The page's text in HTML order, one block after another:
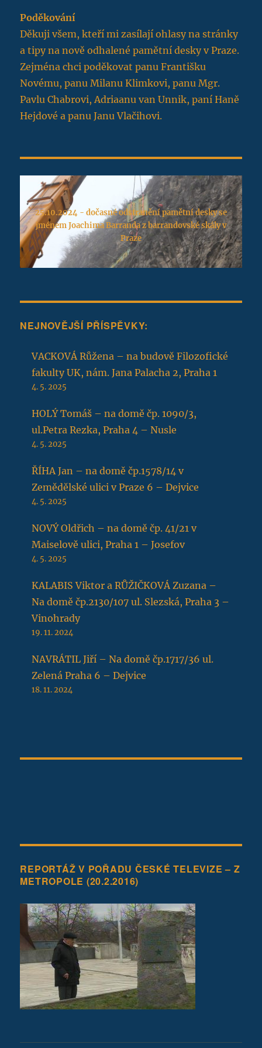
Poděkování
Děkuji všem, kteří mi zasílají ohlasy na stránky
a tipy na nově odhalené pamětní desky v Praze.
Zejména chci poděkovat panu Františku
Novému, panu Milanu Klimkovi, panu Mgr.
Pavlu Chabrovi, Adriaanu van Unnik, paní Haně
Hejdové a panu Janu Vlačihovi.
25.10.2024 - dočasné odstranění pamětní desky se
jménem Joachima Barranda z barrandovské skály v
Praze
NEJNOVĚJŠÍ PŘÍSPĚVKY:
VACKOVÁ Růžena – na budově Filozofické
fakulty UK, nám. Jana Palacha 2, Praha 1
4. 5. 2025
HOLÝ Tomáš – na domě čp. 1090/3,
ul.Petra Rezka, Praha 4 – Nusle
4. 5. 2025
ŘÍHA Jan – na domě čp.1578/14 v
Zemědělské ulici v Praze 6 – Dejvice
4. 5. 2025
NOVÝ Oldřich – na domě čp. 41/21 v
Maiselově ulici, Praha 1 – Josefov
4. 5. 2025
KALABIS Viktor a RŮŽIČKOVÁ Zuzana –
Na domě čp.2130/107 ul. Slezská, Praha 3 –
Vinohrady
19. 11. 2024
NAVRÁTIL Jiří – Na domě čp.1717/36 ul.
Zelená Praha 6 – Dejvice
18. 11. 2024
REPORTÁŽ V POŘADU ČESKÉ TELEVIZE – Z
METROPOLE (20.2.2016)